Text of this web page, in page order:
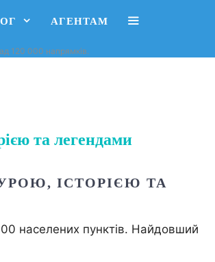
АГЕНТАМ
120 000 напрямків.
та легендами
ІСТОРІЄЮ ТА
населених пунктів. Найдовший